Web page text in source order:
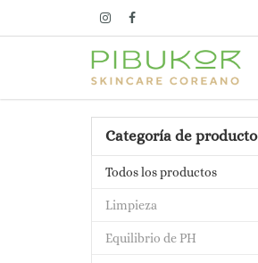
Categoría de producto
Todos los productos
Limpieza
Equilibrio de PH